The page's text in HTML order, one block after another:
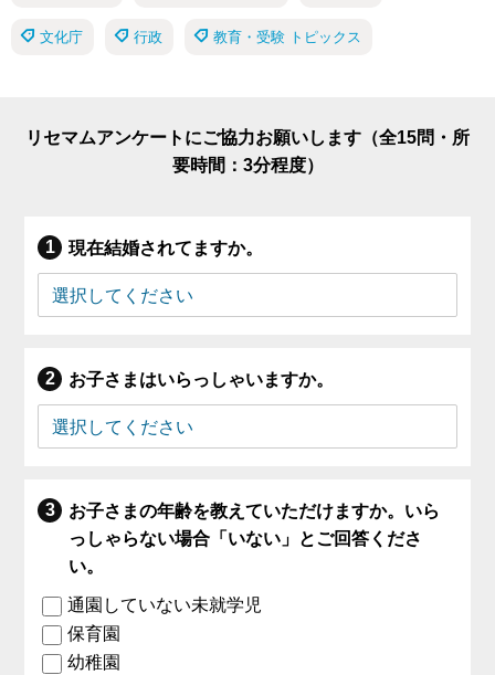
文化庁 行政 教育・受験 トピックス
リセマムアンケートにご協力お願いします（全15問・所
要時間：3分程度）
現在結婚されてますか。
お子さまはいらっしゃいますか。
お子さまの年齢を教えていただけますか。いら
っしゃらない場合「いない」とご回答くださ
い。
通園していない未就学児
保育園
幼稚園